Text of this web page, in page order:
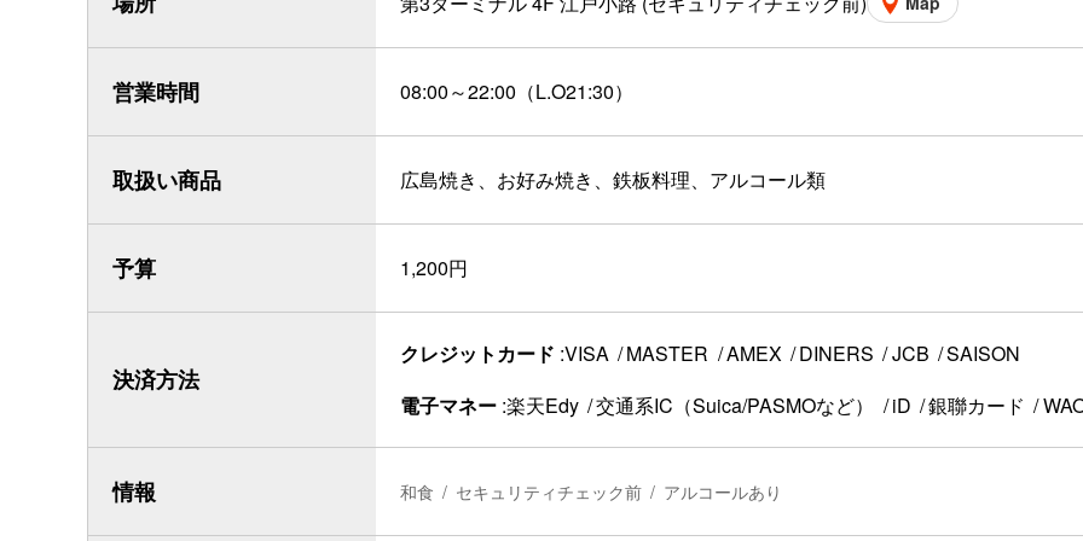
営業時間 08:00～22:00（L.O21:30）
取扱い商品 広島焼き、お好み焼き、鉄板料理、アルコール類
予算 1,200円
決済方法
クレジットカード VISA MASTER AMEX DINERS JCB
SAISON
電子マネー 楽天Edy 交通系IC（Suica/PASMOなど） iD 銀聯カード
情報 和食 セキュリティチェック前 アルコールあり